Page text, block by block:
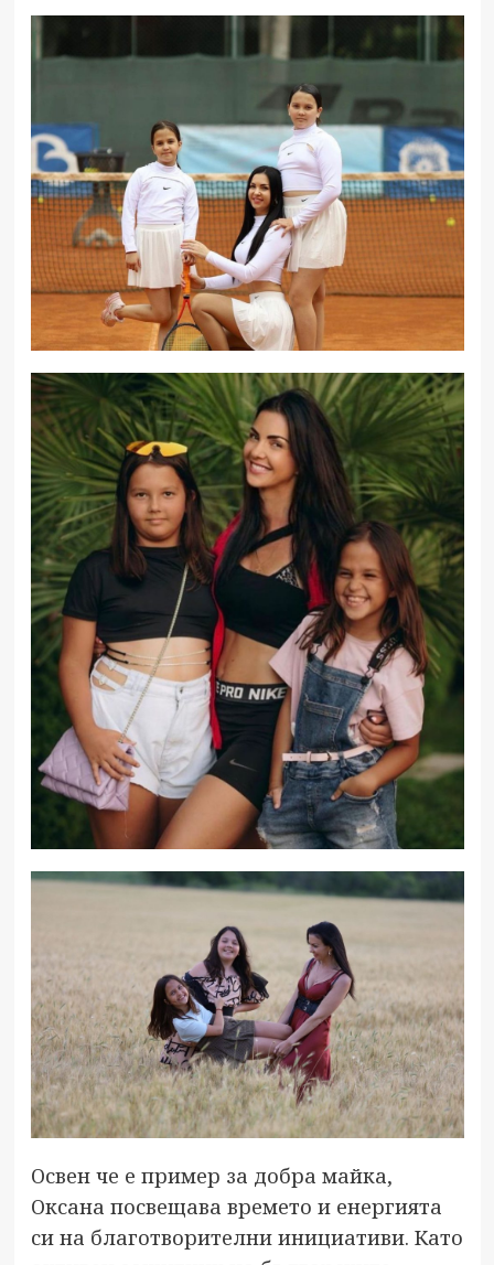
Освен че е пример за добра майка,
Оксана посвещава времето и енергията
си на благотворителни инициативи. Като